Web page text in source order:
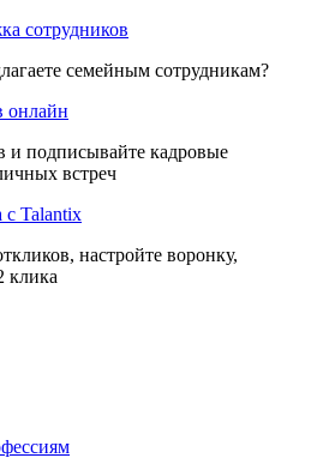
сотрудников
семейным сотрудникам?
онлайн
и подписывайте кадровые
встреч
с Talantix
настройте воронку,
клика